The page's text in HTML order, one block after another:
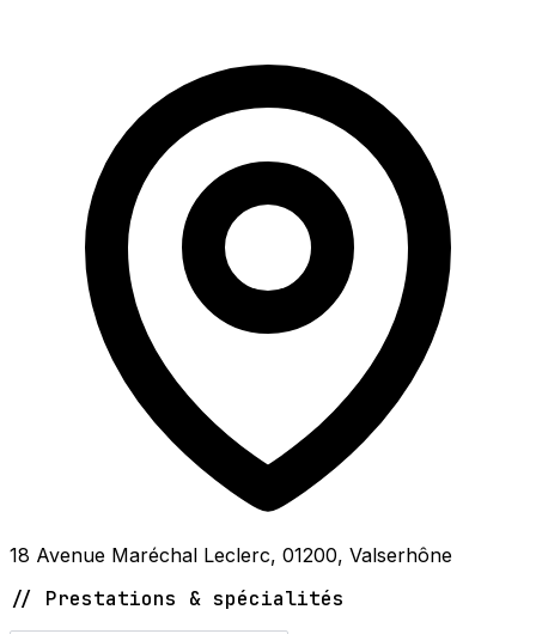
18 Avenue Maréchal Leclerc, 01200, Valserhône
// Prestations & spécialités